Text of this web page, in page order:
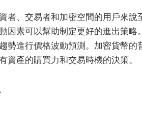
者、交易者和加密空間的用戶來說
因素可以幫助制定更好的進出策略
勢進行價格波動預測。加密貨幣的
產的購買力和交易時機的決策。